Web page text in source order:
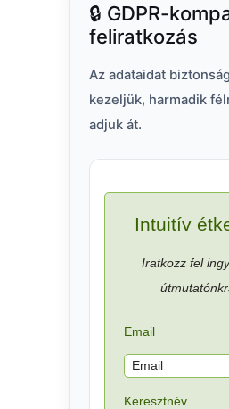
🔒 GDPR-
feliratkozás
Az adataidat
kezeljük, harmadik
adjuk át.
Intuitív
Iratkozz fel
Email
Keresztnév